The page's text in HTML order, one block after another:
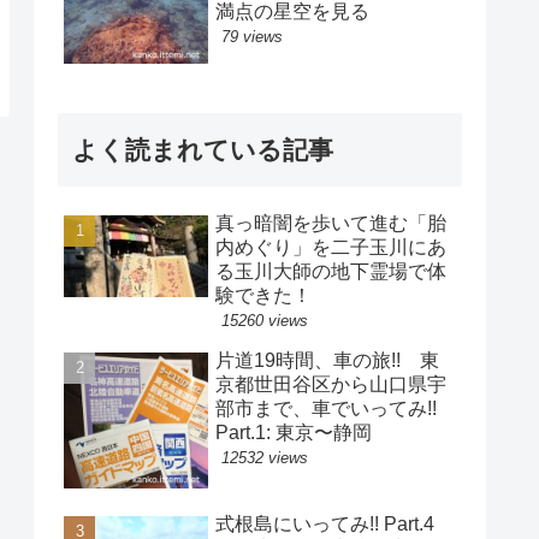
満点の星空を見る
79 views
よく読まれている記事
真っ暗闇を歩いて進む「胎
内めぐり」を二子玉川にあ
る玉川大師の地下霊場で体
験できた！
15260 views
片道19時間、車の旅!! 東
京都世田谷区から山口県宇
部市まで、車でいってみ!!
Part.1: 東京〜静岡
12532 views
式根島にいってみ!! Part.4